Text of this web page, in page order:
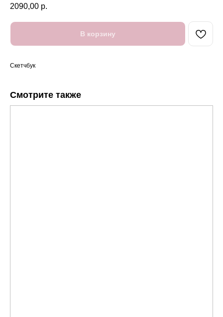
2090,00 р.
В корзину
Скетчбук
Смотрите также